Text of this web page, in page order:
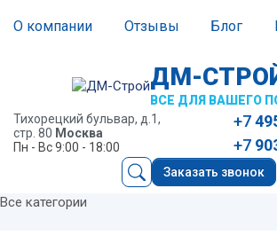
О компании Отзывы Блог
ДМ-
ВСЕ ДЛЯ ВАШЕГО
Тихорецкий бульвар, д.1,
стр. 80 Москва
Пн - Вс 9:00 - 18:00
+7
+7
Заказать звонок
Все категории